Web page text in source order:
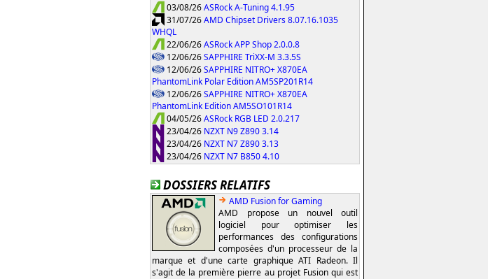
03/08/26ASRock A-Tuning 4.1.95
31/07/26AMD Chipset Drivers 8.07.16.1035
WHQL
22/06/26ASRock APP Shop 2.0.0.8
12/06/26SAPPHIRE TriXX-M 3.3.5S
12/06/26SAPPHIRE NITRO+ X870EA
PhantomLink Polar Edition AM5SP201R14
12/06/26SAPPHIRE NITRO+ X870EA
PhantomLink Edition AM5SO101R14
04/05/26ASRock RGB LED 2.0.217
23/04/26 NZXT N9 Z890 3.14
23/04/26 NZXT N7 Z890 3.13
23/04/26 NZXT N7 B850 4.10
DOSSIERS RELATIFS
AMD Fusion for Gaming
AMD propose un nouvel outil
logiciel pour optimiser les
performances des configurations
composées d'un processeur de la
marque et d'une carte graphique ATI Radeon. Il
s'agit de la première pierre au projet Fusion qui est